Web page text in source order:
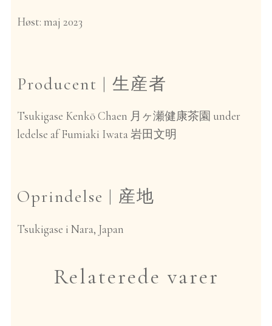
Høst: maj 2023
Producent | 生産者
Tsukigase Kenkō Chaen 月ヶ瀬健康茶園 under
ledelse af Fumiaki Iwata 岩田文明
Oprindelse | 産地
Tsukigase i Nara, Japan
Relaterede varer